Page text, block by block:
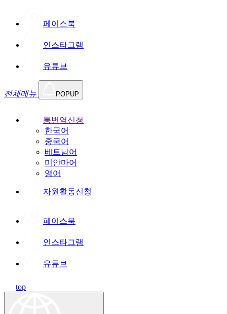
페이스북
인스타그램
유튜브
전체메뉴 POPUP
통번역신청
한국어
중국어
베트남어
미얀마어
영어
자원활동신청
페이스북
인스타그램
유튜브
top